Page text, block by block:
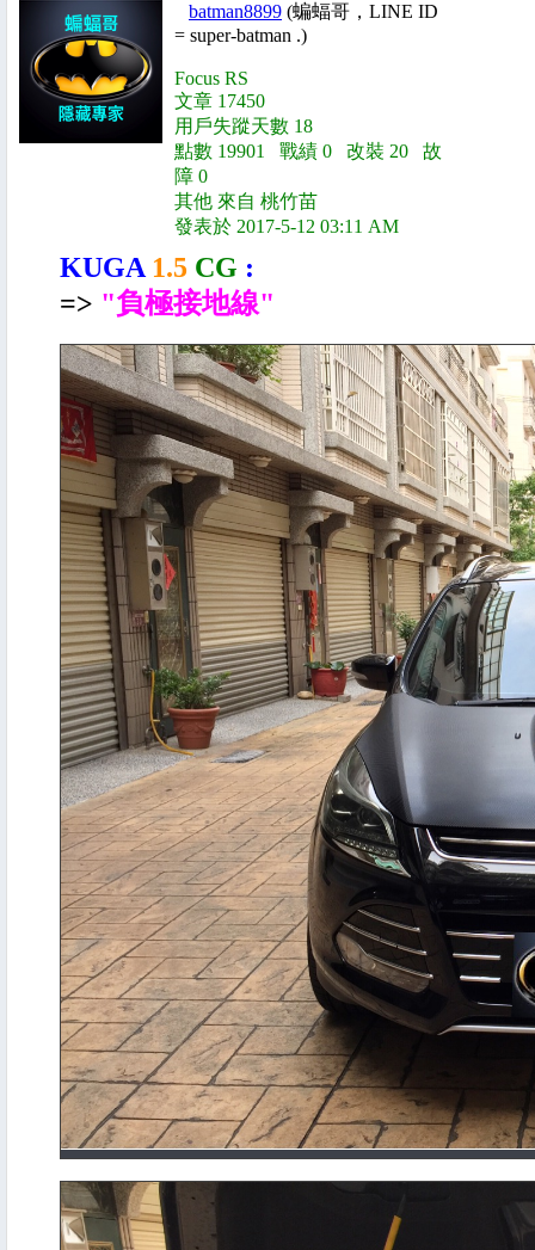
batman8899 (蝙蝠哥，LINE ID
= super-batman .)
Focus RS
文章 17450
用戶失蹤天數 18
點數 19901 戰績 0 改裝 20 故
障 0
其他 來自 桃竹苗
發表於 2017-5-12 03:11 AM
KUGA 1.5 CG :
=> "負極接地線"